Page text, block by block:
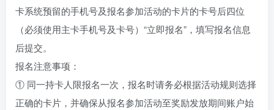
卡系统预留的手机号及报名参加活动的卡片的卡号后四位
（必须使用主卡手机号及卡号）“立即报名”，填写报名信息
后提交。
报名注意事项：
① 同一持卡人限报名一次，报名时请务必根据活动规则选择
正确的卡片，并确保从报名参加活动至奖励发放期间账户始